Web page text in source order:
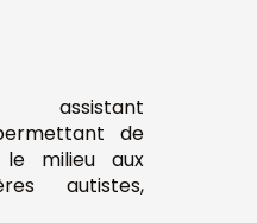
de
le milieu aux
autistes,